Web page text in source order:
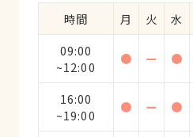
時間 月 火 水
09:00
~12:00
● ー ●
16:00
~19:00
● ー ●